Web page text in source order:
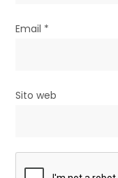
l
Email *
Sito web